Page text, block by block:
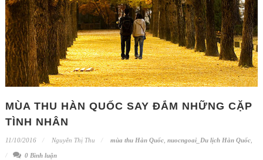
MÙA THU HÀN QUỐC SAY ĐẮM NHỮNG CẶP
TÌNH NHÂN
11/10/2016 Nguyễn Thị Thu mùa thu Hàn Quốc, nuocngoai_Du lịch Hàn Quốc,
0 Bình luận